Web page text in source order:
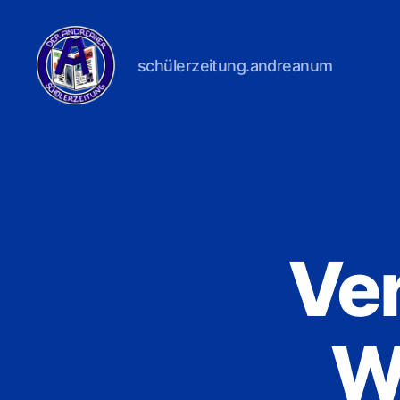
schülerzeitung.andreanum